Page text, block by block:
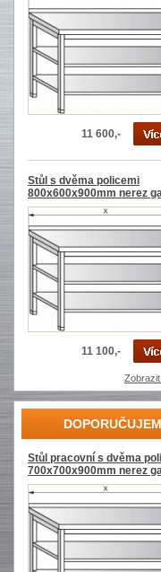
11 600,-
Stůl s dvěma policemi
800x600x900mm nerez
11 100,-
Stůl pracovní s dvěma
700x700x900mm nerez